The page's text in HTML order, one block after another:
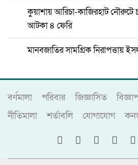
কুয়াশায় আরিচা-কাজিরহাট নৌরুটে
আটকা ৪ ফেরি
মানবজাতির সামগ্রিক নিরাপত্তায়
বর্ণমালা পরিবার জিজ্ঞাসিত
নীতিমালা
শর্তাবলি যোগাযোগ